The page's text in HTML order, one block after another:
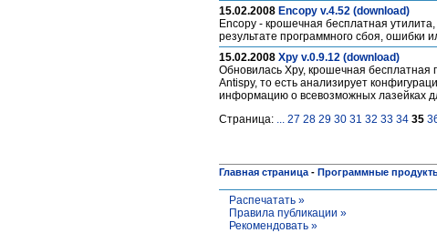
15.02.2008 Encopy v.4.52 (download)
Encopy - крошечная бесплатная
результате программного сбоя, ошибки
15.02.2008 Xpy v.0.9.12 (download)
Обновилась Xpy, крошечная бесплатная
Antispy, то есть анализирует
информацию о всевозможных лазейках
Страница: ... 27 28 29 30 31 32 33 34 35
Главная страница - Программные
Распечатать »
Правила публикации »
Рекомендовать »